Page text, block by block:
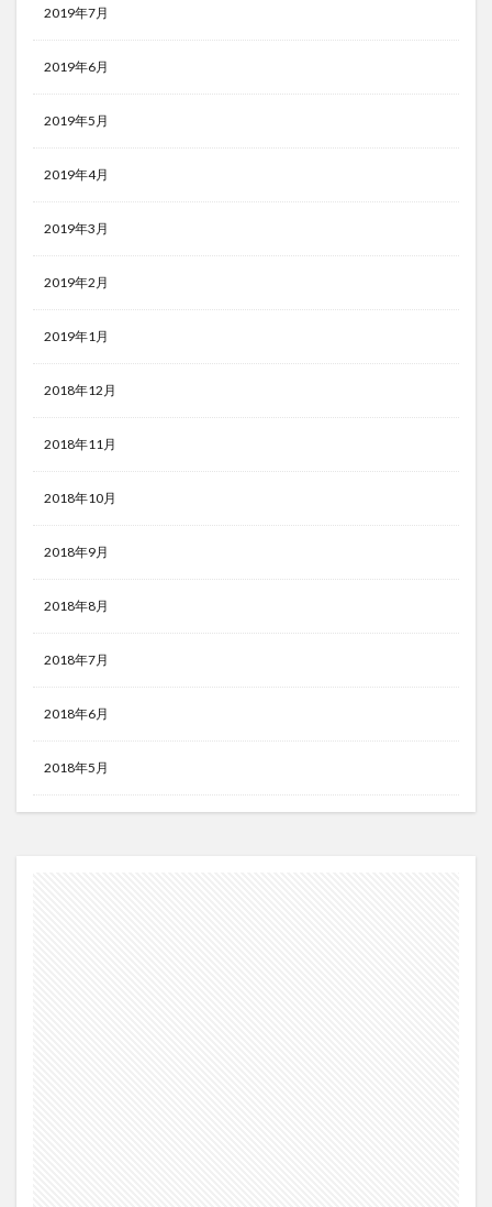
2019年7月
2019年6月
2019年5月
2019年4月
2019年3月
2019年2月
2019年1月
2018年12月
2018年11月
2018年10月
2018年9月
2018年8月
2018年7月
2018年6月
2018年5月